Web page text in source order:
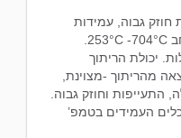
חוזק גבוה, עמידות
יכולת הריתוך
מהריתוך -מצוינת,
התעייפות וחוזק גבוה.
העמידים בטמפ’